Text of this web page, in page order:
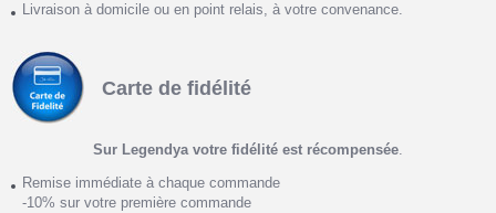
Livraison à domicile ou en point relais, à votre convenance.
Carte de fidélité
Sur Legendya votre fidélité est récompensée.
Remise immédiate à chaque commande
-10% sur votre première commande